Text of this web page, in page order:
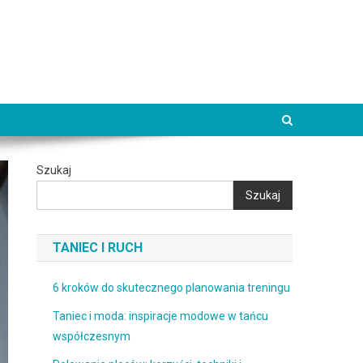
Szukaj
Szukaj
TANIEC I RUCH
6 kroków do skutecznego planowania treningu
Taniec i moda: inspiracje modowe w tańcu
współczesnym